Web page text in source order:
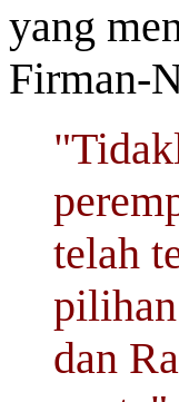
yang
Firman-
telah
dan